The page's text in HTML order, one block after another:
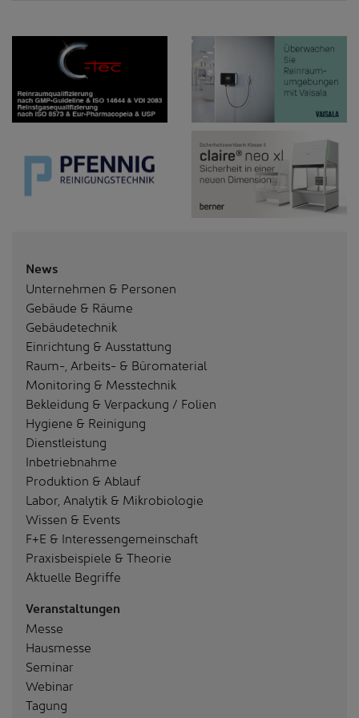
News
Unternehmen & Personen
Gebäude & Räume
Gebäudetechnik
Einrichtung & Ausstattung
Raum-, Arbeits- & Büromaterial
Monitoring & Messtechnik
Bekleidung & Verpackung / Folien
Hygiene & Reinigung
Dienstleistung
Inbetriebnahme
Produktion & Ablauf
Labor, Analytik & Mikrobiologie
Wissen & Events
F+E & Interessengemeinschaft
Praxisbeispiele & Theorie
Aktuelle Begriffe
Veranstaltungen
Messe
Hausmesse
Seminar
Webinar
Tagung